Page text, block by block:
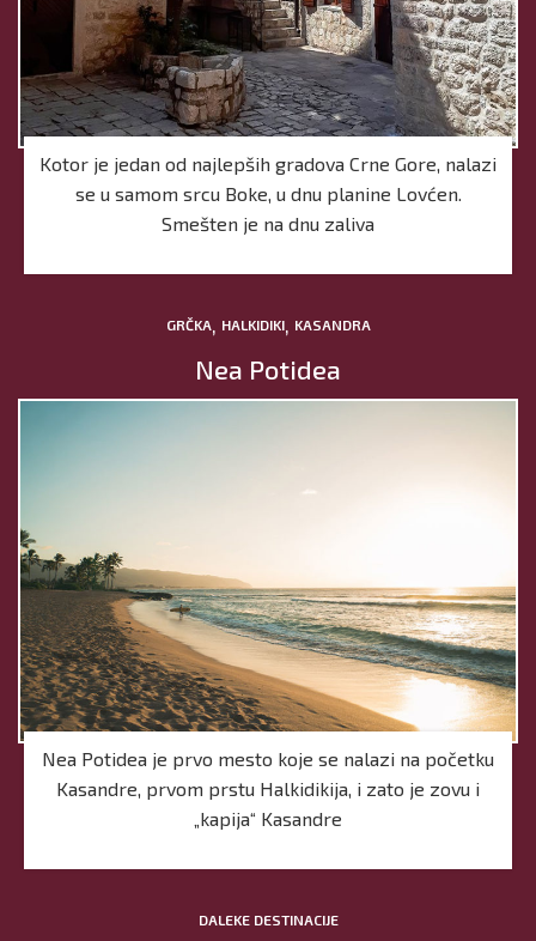
Kotor je jedan od najlepših gradova Crne Gore, nalazi
se u samom srcu Boke, u dnu planine Lovćen.
Smešten je na dnu zaliva
GRČKA, HALKIDIKI, KASANDRA
Nea Potidea
Nea Potidea je prvo mesto koje se nalazi na početku
Kasandre, prvom prstu Halkidikija, i zato je zovu i
„kapija“ Kasandre
DALEKE DESTINACIJE